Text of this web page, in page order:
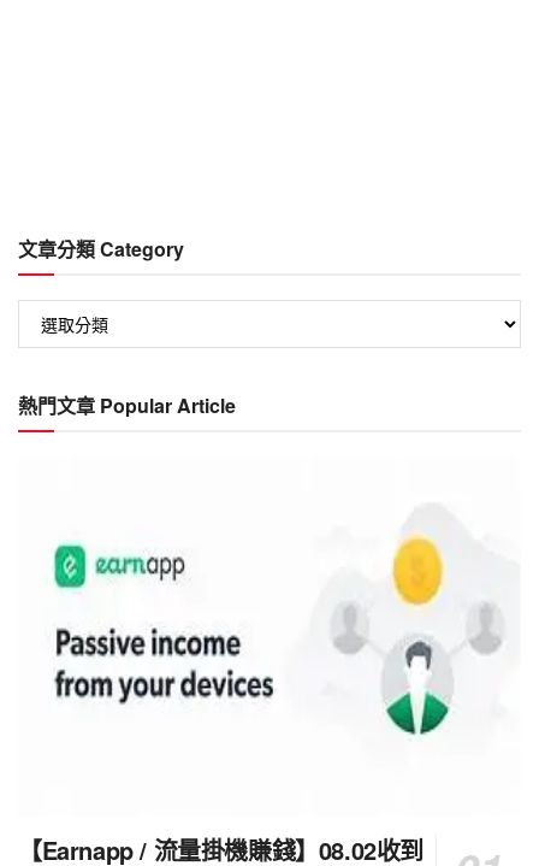
文章分類 Category
類
Category
熱門文章 Popular Article
【Earnapp / 流量掛機賺錢】08.02收到